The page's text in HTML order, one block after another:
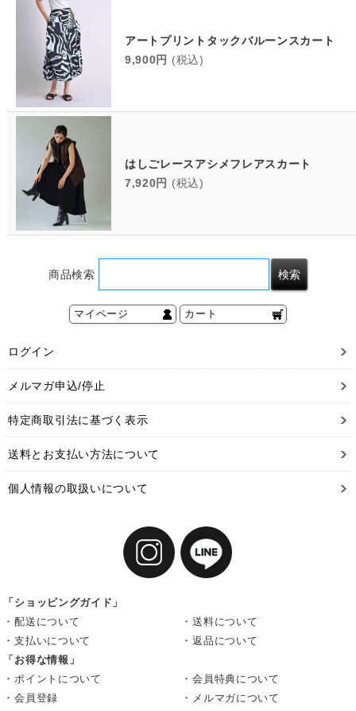
アートプリントタックバルーンスカート
9,900円 (税込)
はしごレースアシメフレアスカート
7,920円 (税込)
商品検索
マイページ カート
ログイン
メルマガ申込/停止
特定商取引法に基づく表示
送料とお支払い方法について
個人情報の取扱いについて
「ショッピングガイド」
・配送について
・送料について
・支払いについて
・返品について
「お得な情報」
・ポイントについて
・会員特典について
・会員登録
・メルマガについて